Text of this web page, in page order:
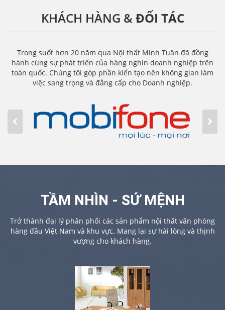
KHÁCH HÀNG &ĐỐI TÁC
Trong suốt hơn 20 năm qua Nội thất Minh Tuân đã đồng
hành cùng sự phát triển của hàng nghìn doanh nghiệp trên
toàn quốc. Chúng tôi góp phần kiến tạo nên không gian làm
việc sang trọng và đẳng cấp cho Doanh nghiệp.
TẦM NHÌN - SỨ MỆNH
Trở thành đại lý phân phối các sản phẩm nội thất văn phòng
hàng đầu Việt Nam và khu vực. Mang lại sự hài lòng và thịnh
vượng cho khách hàng.